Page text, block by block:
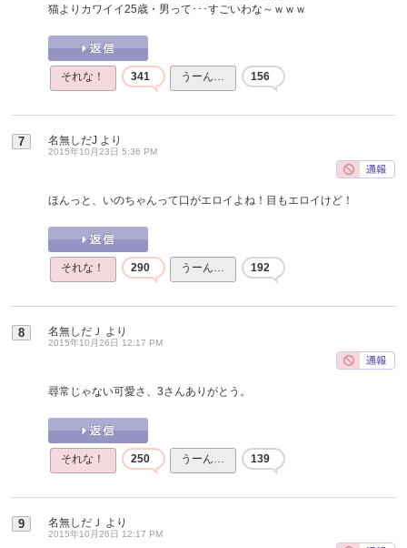
猫よりカワイイ25歳・男って･･･すごいわな～ｗｗｗ
それな！ 341 うーん… 156
7 名無しだJ より
2015年10月23日 5:36 PM
ほんっと、いのちゃんって口がエロイよね！目もエロイけど！
それな！ 290 うーん… 192
8 名無しだＪ より
2015年10月26日 12:17 PM
尋常じゃない可愛さ、3さんありがとう。
それな！ 250 うーん… 139
9 名無しだＪ より
2015年10月26日 12:17 PM